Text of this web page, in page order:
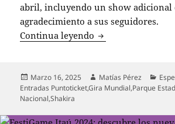
abril, incluyendo un show adicional
agradecimiento a sus seguidores.
Continua leyendo Shakira regresa
Publicado
el
Marzo 16, 2025 Autor
Matías Pérez
Entradas Puntoticket,Gira Mundial,Parque
Nacional,Shakira